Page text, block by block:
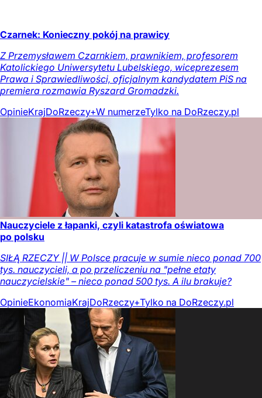
Czarnek: Konieczny pokój na prawicy
Z Przemysławem Czarnkiem, prawnikiem, profesorem
Katolickiego Uniwersytetu Lubelskiego, wiceprezesem
Prawa i Sprawiedliwości, oficjalnym kandydatem PiS na
premiera rozmawia Ryszard Gromadzki.
OpinieKrajDoRzeczy+W numerzeTylko na DoRzeczy.pl
Nauczyciele z łapanki, czyli katastrofa oświatowa
po polsku
SIŁĄ RZECZY || W Polsce pracuje w sumie nieco ponad 700
tys. nauczycieli, a po przeliczeniu na "pełne etaty
nauczycielskie" – nieco ponad 500 tys. A ilu brakuje?
OpinieEkonomiaKrajDoRzeczy+Tylko na DoRzeczy.pl